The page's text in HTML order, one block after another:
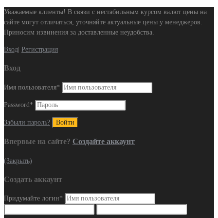
Уважаемые клиенты! В связи с нестабильным курсом валют цены на
сайте могут отличаться, уточняйте актуальные цены у менеджеров.
Приносим извинения за доставленные неудобства.
Вход Регистрация
Вход
Имя пользователя*
Password *
Забыли пароль?
Впервые на сайте? Создайте аккаунт
(Закрыть)
Создать аккаунт
Придумайте логин*